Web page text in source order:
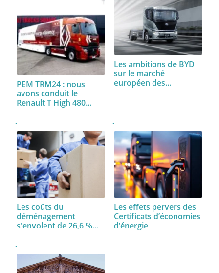
PEM TRM24 : nous
avons conduit le
Renault T High 480…
Les ambitions de BYD
sur le marché
européen des…
Les coûts du
déménagement
s'envolent de 26,6 %
Les effets pervers des
Certificats d’économies
d’énergie